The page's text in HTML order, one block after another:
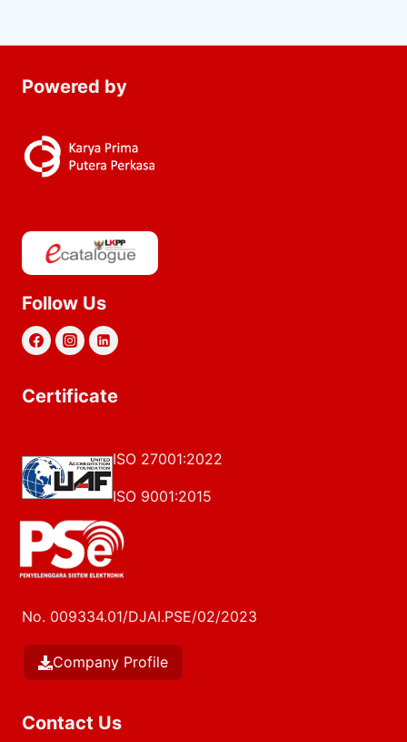
Powered by
Follow Us
Certificate
ISO 27001:2022
ISO 9001:2015
No. 009334.01/DJAI.PSE/02/2023
Company Profile
Contact Us